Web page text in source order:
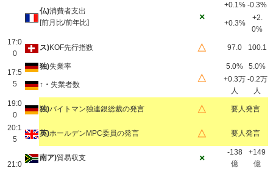
仏)消費者支出
[前月比/前年比]
×
+0.1% -0.3%
+0.3%
+2.
0%
17:0
0
ス)KOF先行指数 △ 97.0 100.1
17:5
5
独)失業率
△
5.0% 5.0%
↑・ 失業者数
+0.3万
人
-0.2万
人
19:0
0
独)バイトマン独連銀総裁の発言 △ 要人発言
20:1
5
英)ホールデンMPC委員の発言 △ 要人発言
21:0
南ア)貿易収支 ×
-138
億
+149
億